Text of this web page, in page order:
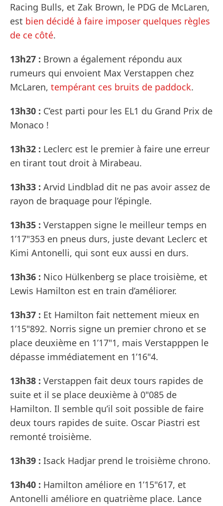
Racing Bulls, et Zak Brown, le PDG de McLaren,
est bien décidé à faire imposer quelques règles
de ce côté.
13h27 : Brown a également répondu aux
rumeurs qui envoient Max Verstappen chez
McLaren, tempérant ces bruits de paddock.
13h30 : C’est parti pour les EL1 du Grand Prix de
Monaco !
13h32 : Leclerc est le premier à faire une erreur
en tirant tout droit à Mirabeau.
13h33 : Arvid Lindblad dit ne pas avoir assez de
rayon de braquage pour l’épingle.
13h35 : Verstappen signe le meilleur temps en
1’17"353 en pneus durs, juste devant Leclerc et
Kimi Antonelli, qui sont eux aussi en durs.
13h36 : Nico Hülkenberg se place troisième, et
Lewis Hamilton est en train d’améliorer.
13h37 : Et Hamilton fait nettement mieux en
1’15"892. Norris signe un premier chrono et se
place deuxième en 1’17"1, mais Verstapppen le
dépasse immédiatement en 1’16"4.
13h38 : Verstappen fait deux tours rapides de
suite et il se place deuxième à 0"085 de
Hamilton. Il semble qu’il soit possible de faire
deux tours rapides de suite. Oscar Piastri est
remonté troisième.
13h39 : Isack Hadjar prend le troisième chrono.
13h40 : Hamilton améliore en 1’15"617, et
Antonelli améliore en quatrième place. Lance